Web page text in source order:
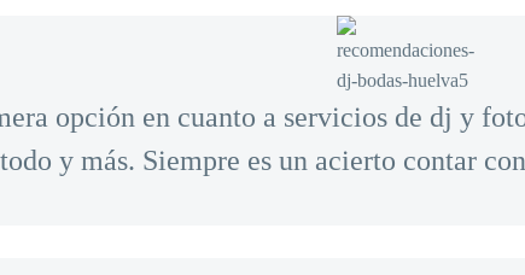
opción en cuanto a servicios de dj y
y más. Siempre es un acierto contar